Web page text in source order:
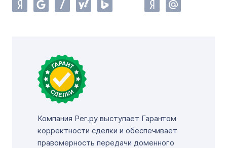
Компания Рег.ру выступает Гарантом
корректности сделки и обеспечивает
правомерность передачи доменного